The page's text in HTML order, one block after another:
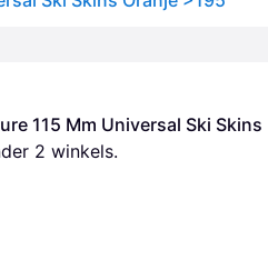
115 Mm Universal Ski Skins
2 winkels.